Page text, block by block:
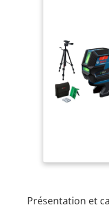
Présentation et